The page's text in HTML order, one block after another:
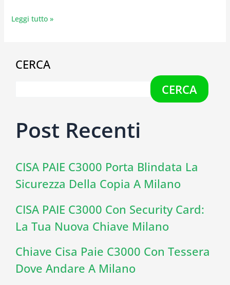
Leggi tutto »
CERCA
CERCA
Post Recenti
CISA PAIE C3000 Porta Blindata La
Sicurezza Della Copia A Milano
CISA PAIE C3000 Con Security Card:
La Tua Nuova Chiave Milano
Chiave Cisa Paie C3000 Con Tessera
Dove Andare A Milano